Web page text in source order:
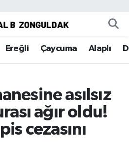
Ereğli Çaycuma Alaplı
asılsız
ağır oldu!
cezasını
Eczaneler
Haritası